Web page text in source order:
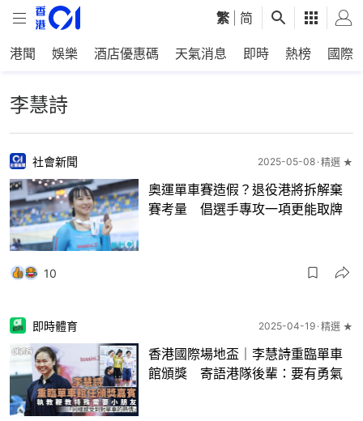
繁 简
港聞 娛樂 酒店優惠碼 天氣消息 即時 熱榜 國際
李慧詩
社會新聞 2025-05-08 精選 ★
奧運單車賽造假？退役港將拆解棄
賽考量 倡選手專攻一項更能取牌
10
即時體育 2025-04-19 精選 ★
香港國際場地盃｜李慧詩重臨單車
館頒獎 寄語港隊後輩：要有勇氣